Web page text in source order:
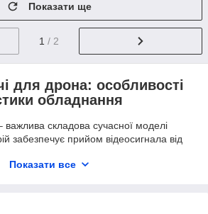
Показати ще
1 / 2
для дрона: особливості
обладнання
важлива складова сучасної моделі
забезпечує прийом відеосигнала від
«картинки» в режимі реального
аерозйомка та
Показати все